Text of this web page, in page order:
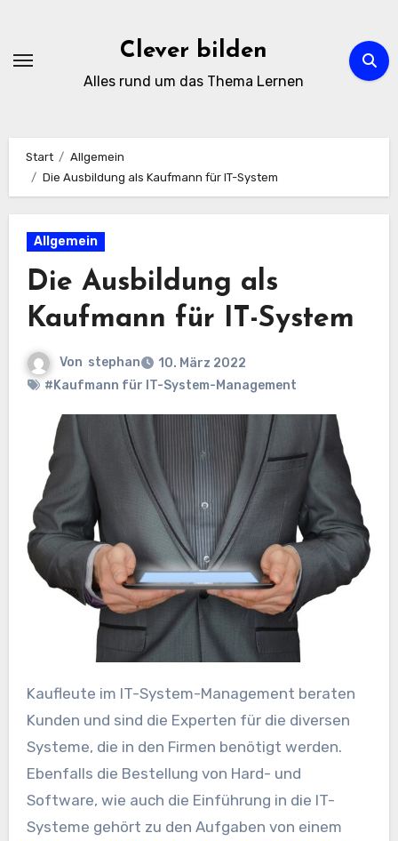
springen
Clever bilden
Alles rund um das Thema Lernen
Start
Allgemein
Die Ausbildung als Kaufmann für IT-System
Allgemein
Die Ausbildung als
Kaufmann für IT-System
Von stephan
10. März 2022
#Kaufmann für IT-System-Management
Kaufleute im IT-System-Management beraten
Kunden und sind die Experten für die diversen
Systeme, die in den Firmen benötigt werden.
Ebenfalls die Bestellung von Hard- und
Software, wie auch die Einführung in die IT-
Systeme gehört zu den Aufgaben von einem